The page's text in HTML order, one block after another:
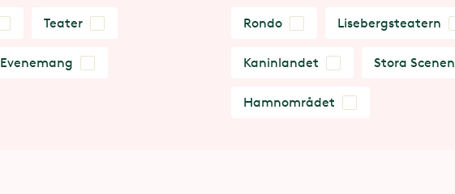
Teater
Evenemang
Rondo Lisebergsteatern
Kaninlandet Stora Scenen
Hamnområdet